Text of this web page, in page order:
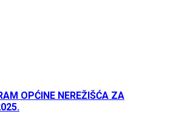
OPĆINE NEREŽIŠĆA ZA